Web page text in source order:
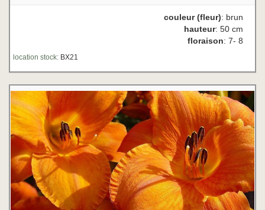
couleur (fleur): brun
hauteur: 50 cm
floraison: 7- 8
location stock: BX21